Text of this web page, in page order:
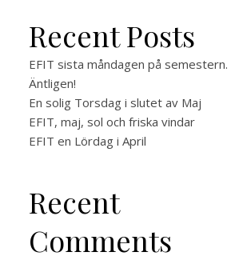
Recent Posts
EFIT sista måndagen på semestern.
Äntligen!
En solig Torsdag i slutet av Maj
EFIT, maj, sol och friska vindar
EFIT en Lördag i April
Recent
Comments